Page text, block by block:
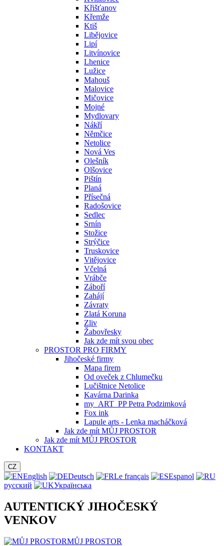
Křišťanov
Křemže
Ktiš
Libějovice
Lipí
Litvínovice
Lhenice
Lužice
Mahouš
Malovice
Mičovice
Mojné
Mydlovary
Nákří
Němčice
Netolice
Nová Ves
Olešník
Olšovice
Pištín
Planá
Přísečná
Radošovice
Sedlec
Srnín
Stožice
Strýčice
Truskovice
Vitějovice
Včelná
Vrábče
Záboří
Zahájí
Závraty
Zlatá Koruna
Zliv
Žabovřesky
Jak zde mít svou obec
PROSTOR PRO FIRMY
Jihočeské firmy
Mapa firem
Od oveček z Chlumečku
Lučištnice Netolice
Kavárna Darinka
my_ART_PP Petra Podzimková
Fox ink
Lapule arts - Lenka macháčková
Jak zde mít MŮJ PROSTOR
Jak zde mít MŮJ PROSTOR
KONTAKT
CZ
English Deutsch Le français
Espanol
русский
Українська
AUTENTICKÝ JIHOČESKÝ
VENKOV
MŮJ PROSTOR